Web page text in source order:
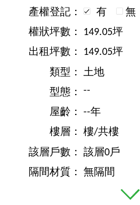
產權登記：
有
無
權狀坪數：
149.05坪
出租坪數：
149.05坪
類型：
土地
型態：
--
屋齡：
--年
樓層：
樓/共樓
該層戶數：
該層0戶
隔間材質：
無隔間